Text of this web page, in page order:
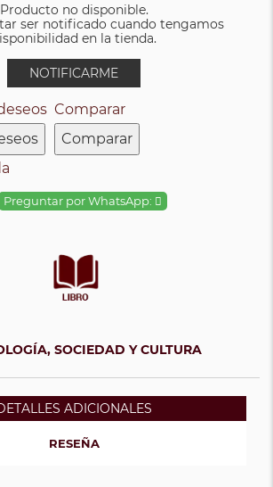
Producto no disponible.
ser notificado cuando tengamos
en la tienda.
NOTIFICARME
Comparar
Comparar
Preguntar por WhatsApp:
SOCIEDAD Y CULTURA
ADICIONALES
RESEÑA